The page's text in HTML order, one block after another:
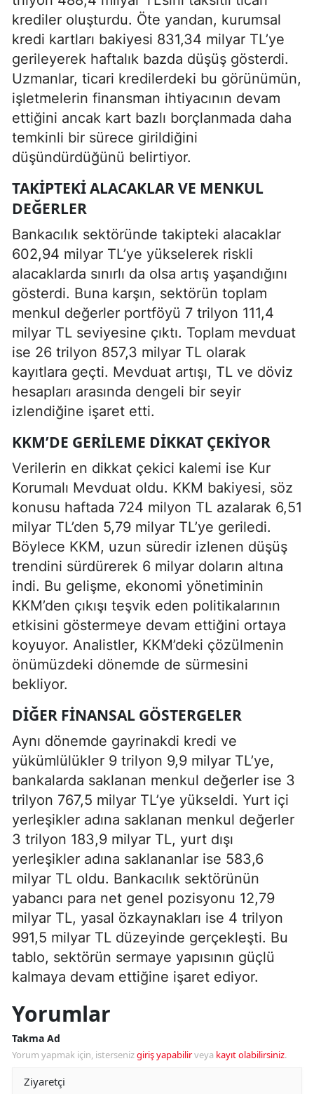
krediler oluşturdu. Öte yandan, kurumsal
kredi kartları bakiyesi 831,34 milyar TL’ye
gerileyerek haftalık bazda düşüş gösterdi.
Uzmanlar, ticari kredilerdeki bu görünümün,
işletmelerin finansman ihtiyacının devam
ettiğini ancak kart bazlı borçlanmada daha
temkinli bir sürece girildiğini
düşündürdüğünü belirtiyor.
TAKIPTEKI ALACAKLAR VE MENKUL
DEĞERLER
Bankacılık sektöründe takipteki alacaklar
602,94 milyar TL’ye yükselerek riskli
alacaklarda sınırlı da olsa artış yaşandığını
gösterdi. Buna karşın, sektörün toplam
menkul değerler portföyü 7 trilyon 111,4
milyar TL seviyesine çıktı. Toplam mevduat
ise 26 trilyon 857,3 milyar TL olarak
kayıtlara geçti. Mevduat artışı, TL ve döviz
hesapları arasında dengeli bir seyir
izlendiğine işaret etti.
KKM’DE GERILEME DIKKAT ÇEKIYOR
Verilerin en dikkat çekici kalemi ise Kur
Korumalı Mevduat oldu. KKM bakiyesi, söz
konusu haftada 724 milyon TL azalarak 6,51
milyar TL’den 5,79 milyar TL’ye geriledi.
Böylece KKM, uzun süredir izlenen düşüş
trendini sürdürerek 6 milyar doların altına
indi. Bu gelişme, ekonomi yönetiminin
KKM’den çıkışı teşvik eden politikalarının
etkisini göstermeye devam ettiğini ortaya
koyuyor. Analistler, KKM’deki çözülmenin
önümüzdeki dönemde de sürmesini
bekliyor.
DIĞER FINANSAL GÖSTERGELER
Aynı dönemde gayrinakdi kredi ve
yükümlülükler 9 trilyon 9,9 milyar TL’ye,
bankalarda saklanan menkul değerler ise 3
trilyon 767,5 milyar TL’ye yükseldi. Yurt içi
yerleşikler adına saklanan menkul değerler
3 trilyon 183,9 milyar TL, yurt dışı
yerleşikler adına saklananlar ise 583,6
milyar TL oldu. Bankacılık sektörünün
yabancı para net genel pozisyonu 12,79
milyar TL, yasal özkaynakları ise 4 trilyon
991,5 milyar TL düzeyinde gerçekleşti. Bu
tablo, sektörün sermaye yapısının güçlü
kalmaya devam ettiğine işaret ediyor.
Yorumlar
Takma Ad
Yorum yapmak için, istersenizgiriş yapabilirveya kayıt olabilirsiniz.